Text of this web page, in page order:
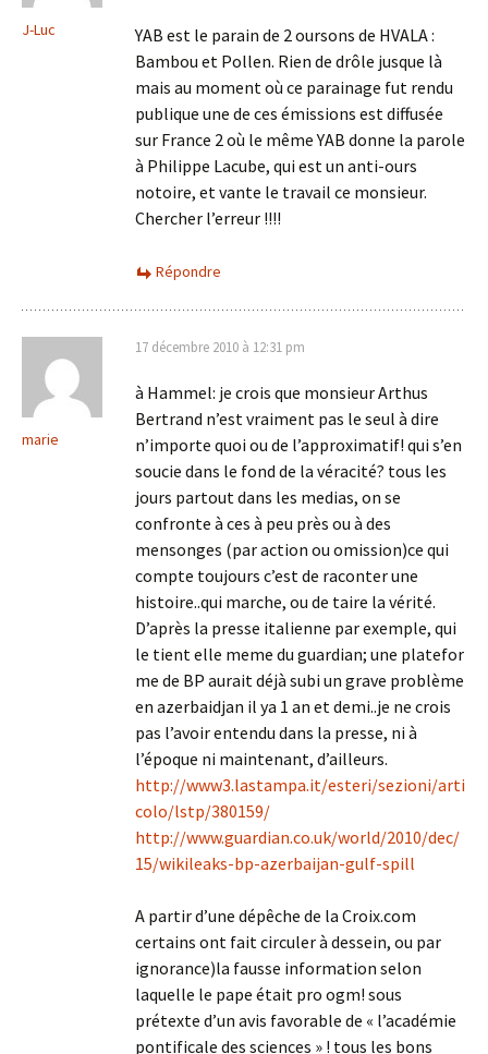
J-Luc
YAB est le parain de 2 oursons de HVALA :
Bambou et Pollen. Rien de drôle jusque là
mais au moment où ce parainage fut rendu
publique une de ces émissions est diffusée
sur France 2 où le même YAB donne la parole
à Philippe Lacube, qui est un anti-ours
notoire, et vante le travail ce monsieur.
Chercher l’erreur !!!!
Répondre
marie
17 décembre 2010 à 12:31 pm
à Hammel: je crois que monsieur Arthus
Bertrand n’est vraiment pas le seul à dire
n’importe quoi ou de l’approximatif! qui s’en
soucie dans le fond de la véracité? tous les
jours partout dans les medias, on se
confronte à ces à peu près ou à des
mensonges (par action ou omission)ce qui
compte toujours c’est de raconter une
histoire..qui marche, ou de taire la vérité.
D’après la presse italienne par exemple, qui
le tient elle meme du guardian; une platefor
me de BP aurait déjà subi un grave problème
en azerbaidjan il ya 1 an et demi..je ne crois
pas l’avoir entendu dans la presse, ni à
l’époque ni maintenant, d’ailleurs.
http://www3.lastampa.it/esteri/sezioni/arti
colo/lstp/380159/
http://www.guardian.co.uk/world/2010/dec/
15/wikileaks-bp-azerbaijan-gulf-spill
A partir d’une dépêche de la Croix.com
certains ont fait circuler à dessein, ou par
ignorance)la fausse information selon
laquelle le pape était pro ogm! sous
prétexte d’un avis favorable de « l’académie
pontificale des sciences » ! tous les bons